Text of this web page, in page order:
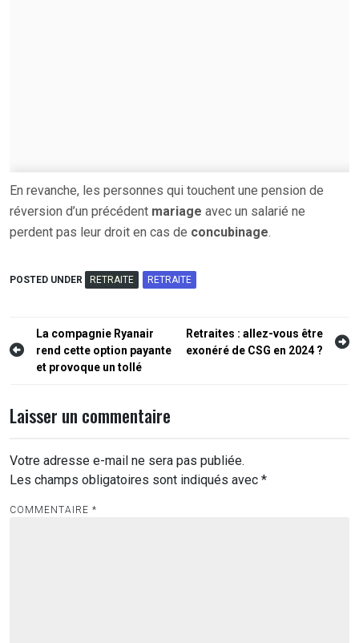
En revanche, les personnes qui touchent une pension de
réversion d’un précédent mariage avec un salarié ne
perdent pas leur droit en cas de concubinage.
POSTED UNDER RETRAITE RETRAITE
Navigation
de
La compagnie Ryanair
rend cette option payante
et provoque un tollé
Retraites : allez-vous être
exonéré de CSG en 2024 ?
Laisser un commentaire
Votre adresse e-mail ne sera pas publiée.
Les champs obligatoires sont indiqués avec *
COMMENTAIRE *